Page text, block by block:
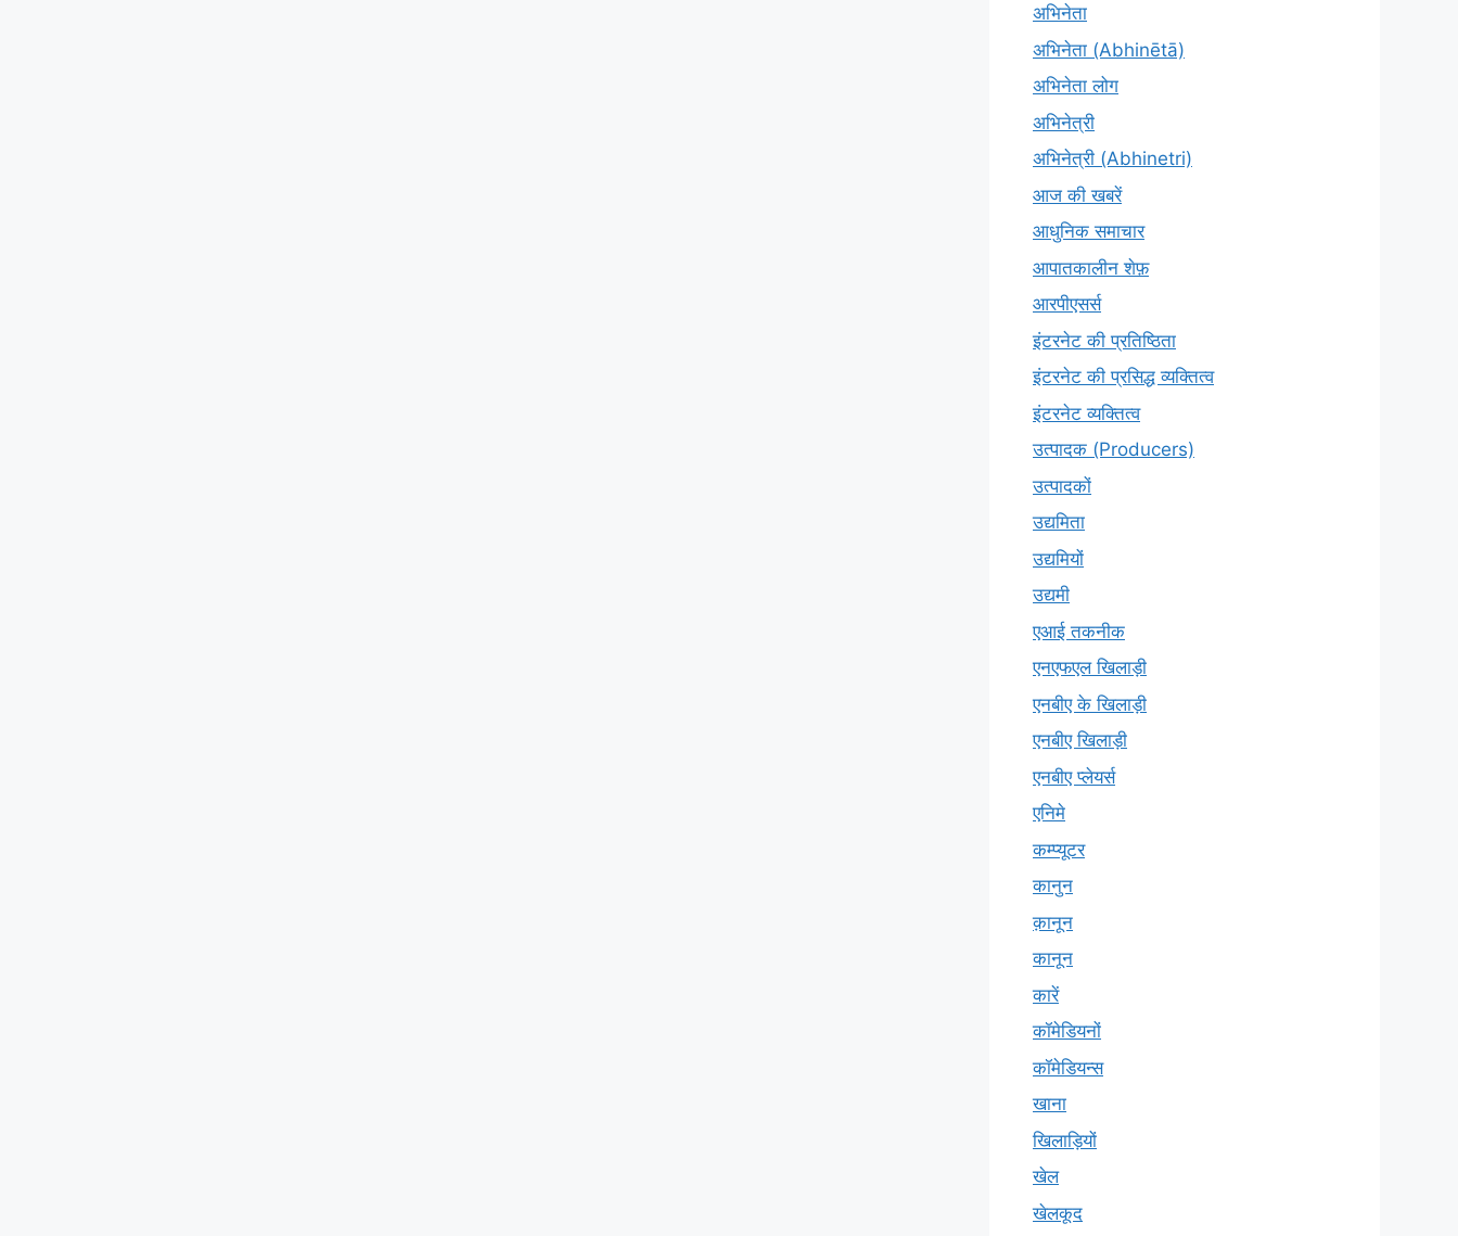
अभिनेता
अभिनेता (Abhinētā)
अभिनेता लोग
अभिनेत्री
अभिनेत्री (Abhinetri)
आज की खबरें
आधुनिक समाचार
आपातकालीन शेफ़
आरपीएसर्स
इंटरनेट की प्रतिष्ठिता
इंटरनेट की प्रसिद्ध व्यक्तित्व
इंटरनेट व्यक्तित्व
उत्पादक (Producers)
उत्पादकों
उद्यमिता
उद्यमियों
उद्यमी
एआई तकनीक
एनएफएल खिलाड़ी
एनबीए के खिलाड़ी
एनबीए खिलाड़ी
एनबीए प्लेयर्स
एनिमे
कम्प्यूटर
कानुन
क़ानून
कानून
कारें
कॉमेडियनों
कॉमेडियन्स
खाना
खिलाड़ियों
खेल
खेलकूद